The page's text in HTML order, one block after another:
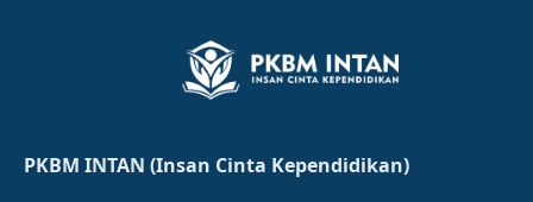
PKBM INTAN (Insan Cinta Kependidikan)